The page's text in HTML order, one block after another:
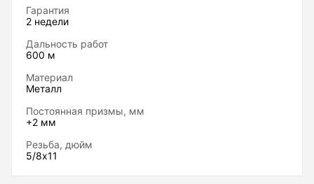
5,8 х 11. Дальность измерений до 600 м.
Гарантия
2 недели
Дальность работ
600 м
Материал
Металл
Постоянная призмы, мм
+2 мм
Резьба, дюйм
5/8х11
Приборы вертикального проектирования
Палетка для вертикального проектирования
Приборы контроля и диагностики